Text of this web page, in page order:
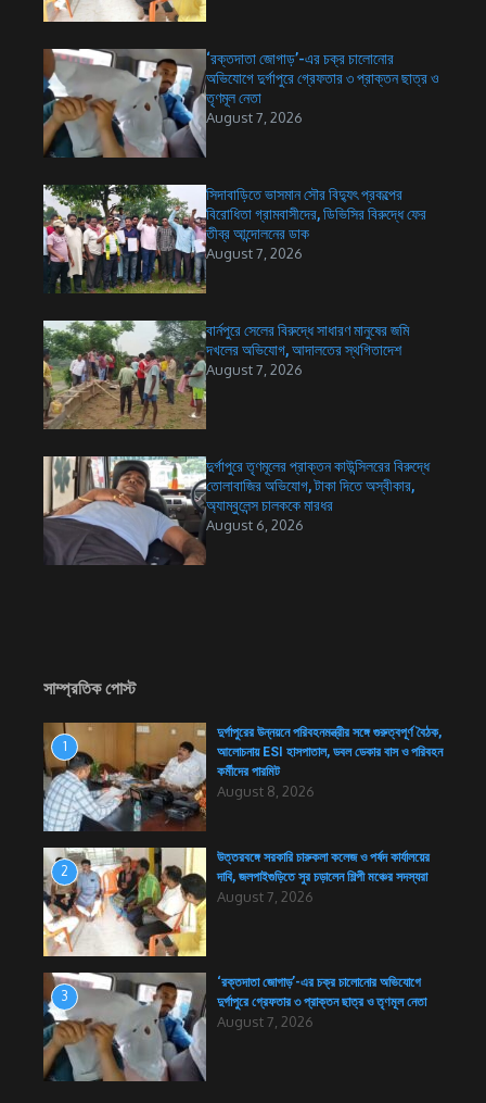
‘রক্তদাতা জোগাড়’-এর চক্র চালোনোর
অভিযোগে দুর্গাপুরে গ্রেফতার ৩ প্রাক্তন ছাত্র ও
তৃণমূল নেতা
August 7, 2026
সিদাবাড়িতে ভাসমান সৌর বিদ্যুৎ প্রকল্পের
বিরোধিতা গ্রামবাসীদের, ডিভিসির বিরুদ্ধে ফের
তীব্র আন্দোলনের ডাক
August 7, 2026
বার্নপুরে সেলের বিরুদ্ধে সাধারণ মানুষের জমি
দখলের অভিযোগ, আদালতের স্থগিতাদেশ
August 7, 2026
দুর্গাপুরে তৃণমূলের প্রাক্তন কাউন্সিলরের বিরুদ্ধে
তোলাবাজির অভিযোগ, টাকা দিতে অস্বীকার,
অ্যাম্বুলেন্স চালককে মারধর
August 6, 2026
সাম্প্রতিক পোস্ট
1
দুর্গাপুরের উন্নয়নে পরিবহনমন্ত্রীর সঙ্গে গুরুত্বপূর্ণ বৈঠক,
আলোচনায় ESI হাসপাতাল, ডবল ডেকার বাস ও পরিবহন
কর্মীদের পারমিট
August 8, 2026
2
উত্তরবঙ্গে সরকারি চারুকলা কলেজ ও পর্ষদ কার্যালয়ের
দাবি, জলপাইগুড়িতে সুর চড়ালেন শিল্পী মঞ্চের সদস্যরা
August 7, 2026
3
‘রক্তদাতা জোগাড়’-এর চক্র চালোনোর অভিযোগে
দুর্গাপুরে গ্রেফতার ৩ প্রাক্তন ছাত্র ও তৃণমূল নেতা
August 7, 2026